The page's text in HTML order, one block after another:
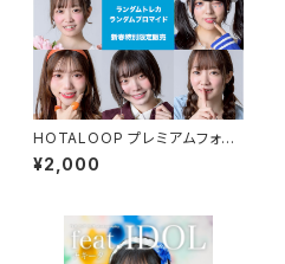
HOTALOOP プレミアムフォト
グッズ 新春特別限定販売
¥2,000